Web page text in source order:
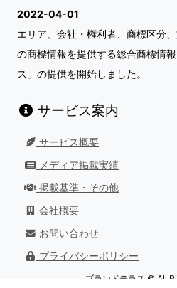
2022-04-01
エリア、会社・権利者、商標区分
の商標情報を提供する総合商標情
ス」の提供を開始しました。
サービス案内
サービス概要
メディア掲載実績
掲載基準・その他
会社概要
お問い合わせ
プライバシーポリシー
ブランドテラス © All